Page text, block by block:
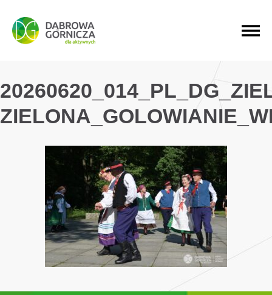
PRZEJDŹ DO MENU GŁÓWNEGO
PRZEJDŹ DO WYSZUKIWARKI
PRZEJDŹ DO TREŚCI